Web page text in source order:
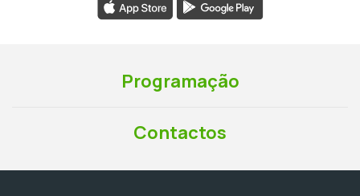
Programação
Contactos